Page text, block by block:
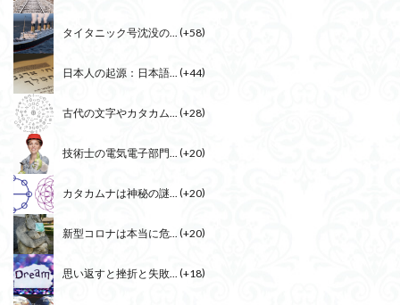
タイタニック号沈没の... +58
日本人の起源：日本語... +44
古代の文字やカタカム... +28
技術士の電気電子部門... +20
カタカムナは神秘の謎... +20
新型コロナは本当に危... +20
思い返すと挫折と失敗... +18